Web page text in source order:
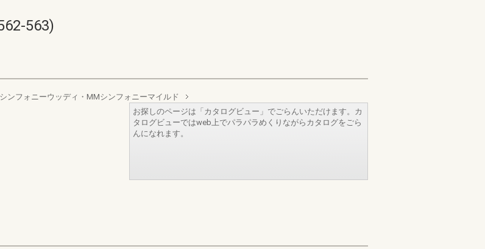
563)
ンフォニーウッディ・MMシンフォニーマイルド
お探しのページは「カタログビュー」でごらんいただけます。カ
タログビューではweb上でパラパラめくりながらカタログをごら
んになれます。